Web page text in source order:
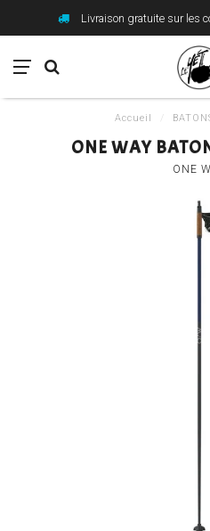
Livraison gratuite sur les
Accueil
ONE WAY
ONE